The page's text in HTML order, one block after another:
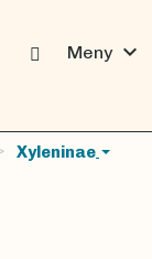
Meny expand_more
Xyleninae